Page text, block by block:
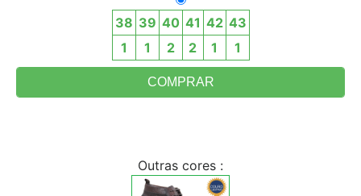
38 39 40 41 42 43
1
1 2 2 1 1
Outras cores :